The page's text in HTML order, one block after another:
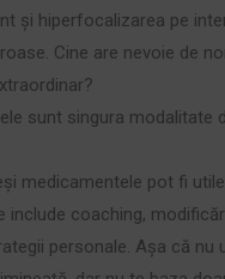
și hiperfocalizarea pe
Cine are nevoie de
sunt singura modalitate
medicamentele pot fi
include coaching,
personale. Așa că nu